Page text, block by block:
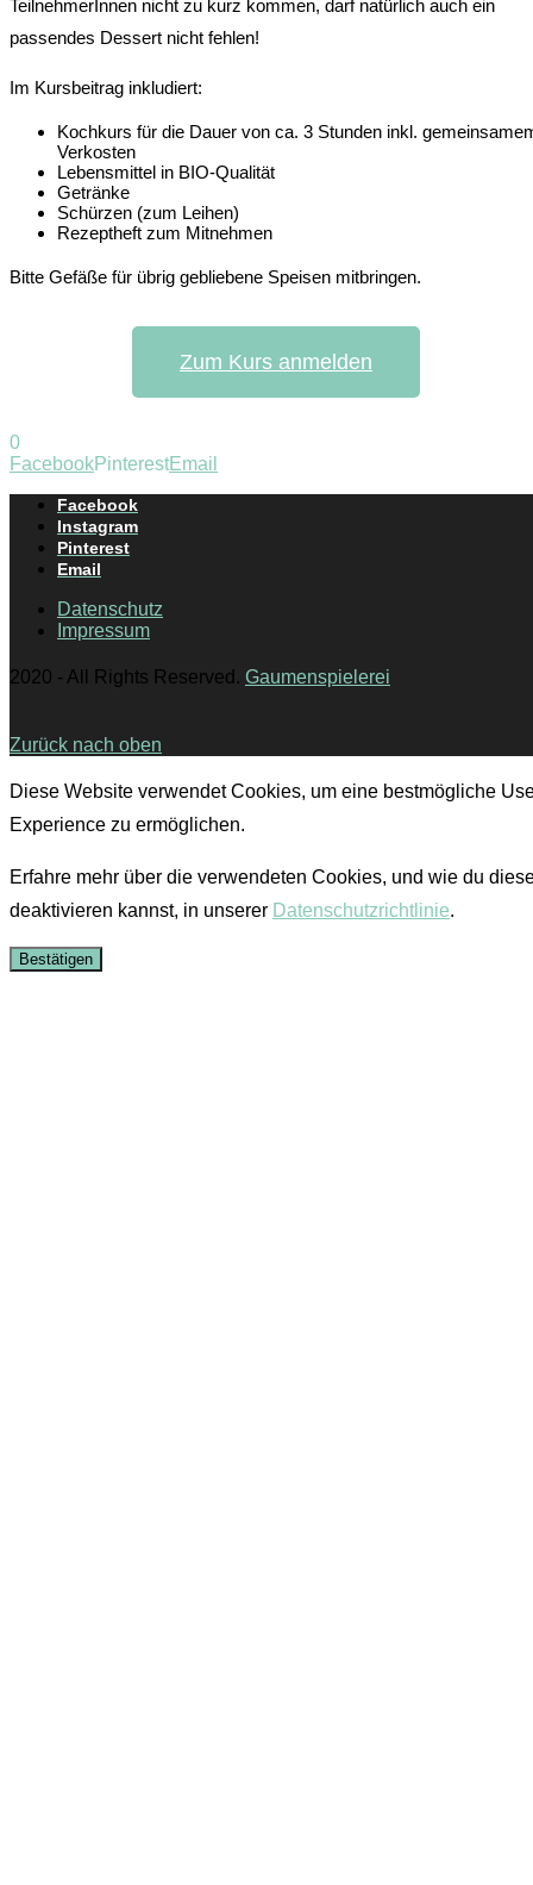
TeilnehmerInnen nicht zu kurz kommen, darf natürlich auch ein
passendes Dessert nicht fehlen!
Im Kursbeitrag inkludiert:
Kochkurs für die Dauer von ca. 3 Stunden inkl.
Verkosten
Lebensmittel in BIO-Qualität
Getränke
Schürzen (zum Leihen)
Rezeptheft zum Mitnehmen
Bitte Gefäße für übrig gebliebene Speisen mitbringen.
Zum Kurs anmelden
0
FacebookPinterestEmail
Facebook
Instagram
Pinterest
Email
Datenschutz
Impressum
2020 - All Rights Reserved. Gaumenspielerei
Zurück nach oben
Diese Website verwendet Cookies, um eine bestmögliche
Experience zu ermöglichen.
Erfahre mehr über die verwendeten Cookies, und wie du
deaktivieren kannst, in unserer Datenschutzrichtlinie.
Bestätigen